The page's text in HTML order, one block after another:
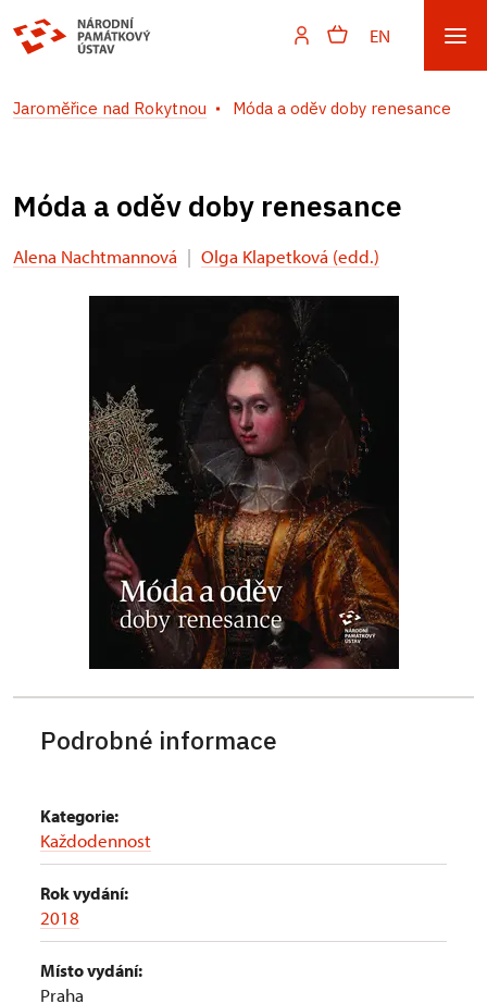
EN
Jaroměřice nad Rokytnou Móda a oděv doby renesance
Móda a oděv doby renesance
Alena Nachtmannová | Olga Klapetková (edd.)
Podrobné informace
Kategorie:
Každodennost
Rok vydání:
2018
Místo vydání:
Praha